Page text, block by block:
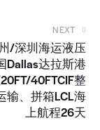
NEXT
/深圳海运液压
Dallas达拉斯港
40FTCIF整
输、拼箱LCL海
上航程26天